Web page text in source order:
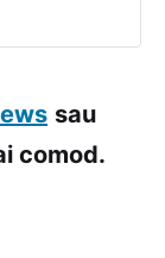
sau
comod.